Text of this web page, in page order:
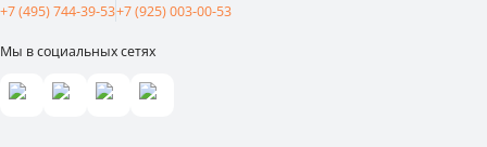
Мы в социальных сетях
+7 (495) 744-39-53+7 (925) 003-00-53